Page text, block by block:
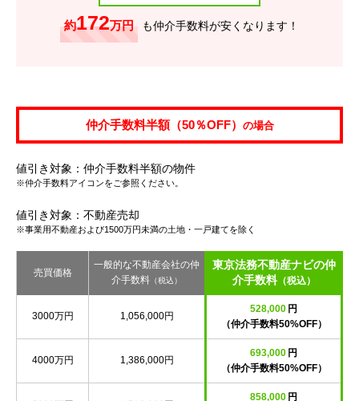
約172万円 も仲介手数料が安くなります！
仲介手数料半額（50％OFF） の場合
値引き対象：仲介手数料半額の物件
※仲介手数料アイコンをご参照ください。
値引き対象：不動産売却
※事業用不動産および1500万円未満の土地・一戸建てを除く
売買価格
一般的な不動産会社の仲
介手数料 （税込）
東京法務不動産ナビの仲
介手数料（税込）
3000万円 1,056,000円
528,000 円
（仲介手数料50%OFF）
4000万円 1,386,000円
693,000 円
（仲介手数料50%OFF）
858,000 円